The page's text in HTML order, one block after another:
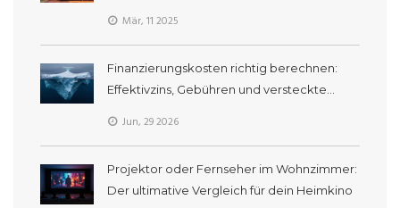
Mär, 11 2025
Finanzierungskosten richtig berechnen:
Effektivzins, Gebühren und versteckte
Jun, 29 2026
Projektor oder Fernseher im Wohnzimmer:
Der ultimative Vergleich für dein Heimkino